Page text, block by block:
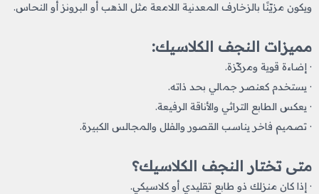
ويكون مزيّنًا بالزخارف المعدنية اللامعة مثل الذهب أو البرونز أو النحاس.
مميزات النجف الكلاسيك:
· إضاءة قوية ومركّزة.
· يستخدم كعنصر جمالي بحد ذاته.
· يعكس الطابع التراثي والأناقة الرفيعة.
· تصميم فاخر يناسب القصور والفلل والمجالس الكبيرة.
متى تختار النجف الكلاسيك؟
· إذا كان منزلك ذو طابع تقليدي أو كلاسيكي.